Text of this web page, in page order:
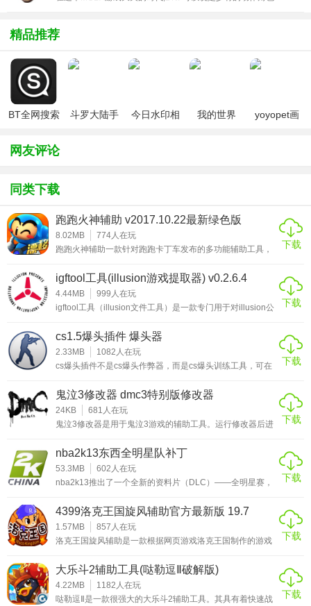
用的辅助工具，不管是刷图，还是PK，有了连发让你更迅速
的进行攻击，将自己的攻速发挥到最大。除了连发意外，对
功能，还在担心自己活动刷图刷道具慢吗，打开百宝箱，让
精品推荐
BT全网搜索
斗罗大陆手
今日水印相
我的世界
yoyopet画
网友评论
同类下载
跑跑火神辅助 v2017.10.22最新绿色版
8.02MB 774人在玩
跑跑火神辅助一款针对跑跑卡丁车发布的多功能辅助工具，
位置转移、获取加速器、集气速度)，锁定气体，秒杀故事，
无限双卡，无限变道具，天使延长等众多功能，有了这款跑
跑火神辅助可以让你轻轻松松就得到第一，平时喜欢玩跑跑
卡丁车的朋友可以来下载体验哦！功能特色道具功能无限双
下载
igftool工具(illusion游戏提取器) v0.2.6.4
4.44MB 999 人在玩
igftool工具（illusion文件工具）是一款专门用于对illusion公
喜欢玩日系游戏的人来说，illusion公司算得上是一个非常有
名的公司了，旗下包含了尾行、痴汉电车、欲望格斗、人工
少女和性感沙滩等等众多知名的作品，大家使用这个工具最
多用于去掉游戏中的马赛克。它能够支持illusion旗下所有游
下载
cs1.5爆头插件 爆头器
2.33MB 1082 人在玩
cs爆头插件不是cs爆头作弊器，而是cs爆头训练工具，可在
人，带有爆头训练插件 软件使用方法 1、把压缩包里的
cstrike文件内的东西复制到你的cstrike目录里面，覆盖即可
2.插件放到cs安装目录里面就能使用，如果打开爆头训练模
式，那么打击敌人其它身体部位都无效，只有爆头才
下载
鬼泣3修改器 dmc3特别版修改器
24KB 681 人在玩
鬼泣3修改器是用于鬼泣3游戏的辅助工具。运行修改器后进
钱、无限道具、无限变身、轻松SSS、一击必杀、快速升
级、子弹时间、超级加速、保存位置和返回位置。该修改器
基本上能够满足玩家的各种需求，但是要注意部分功能还不
是很完善，在某些场景下使用会出现bug，请谨慎使用。 鬼
下载
nba2k13东西全明星队补丁
53.3MB 602 人在玩
nba2k13推出了一个全新的资料片（DLC）——全明星赛，
纠结，因为他们享受不到这个资料片，不过，民间最不缺的
就是人才，一个玩家根据DLC自制了全明星球队的补丁，PC
上的玩家们可以使用该补丁进行一下自我安慰。在这为您提
供nba2k13东西全明星队补丁的下载。补丁说明：该补丁含
下载
4399洛克王国旋风辅助官方最新版 19.7
1.57MB 857 人在玩
洛克王国旋风辅助是一款根据网页游戏洛克王国制作的游戏
物、增加宠物医院回血回蓝等功能，让玩家可以在游戏中更
加轻松的体验游戏乐趣。新版本的辅助工具，为了能够更加
方便玩家在游戏中的使用，将上面的功能按照杂类专区、娱
乐专区、人物专区、宠物专区、实用赚钱、一键专区等进行
下载
大乐斗2辅助工具(哒勒逗Ⅱ破解版)
v2016.4.10.2
4.22MB 1182 人在玩
哒勒逗Ⅱ是一款很强大的大乐斗2辅助工具。其具有着快速战
下载